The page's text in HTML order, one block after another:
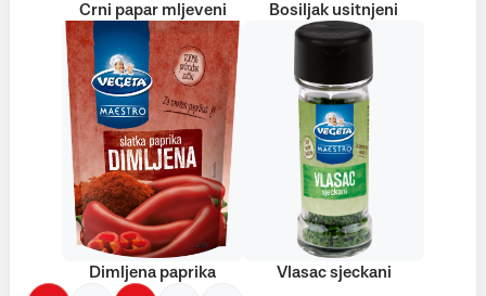
Crni papar mljeveni Bosiljak usitnjeni
Dimljena paprika Vlasac sjeckani